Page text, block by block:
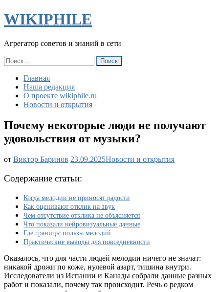
WIKIPHILE
Агрегатор советов и знаний в сети
Найти:
Главная
Наша редакция
О проекте wikiphile.ru
Новости и открытия
Почему некоторые люди не получают
удовольствия от музыки?
от Виктор Баринов 23.09.2025Почему
удовольствия
от
музыки?
Новости и открытия
Содержание статьи:
Когда мелодии не приносят радости
Как оценивают отклик на звук
Чем отсутствие отклика не объясняется
Что показали нейровизуальные данные
Где границы пользы мелодий
Практические выводы для повседневности
Оказалось, что для части людей мелодии ничего не значат:
никакой дрожи по коже, нулевой азарт, тишина внутри.
Исследователи из Испании и Канады собрали данные разных
работ и показали, почему так происходит. Речь о редком